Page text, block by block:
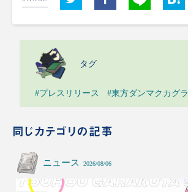
タグ
#プレスリリース #東方ダンマクカグラ
同じカテゴリの記事
ニュース 2026/08/06